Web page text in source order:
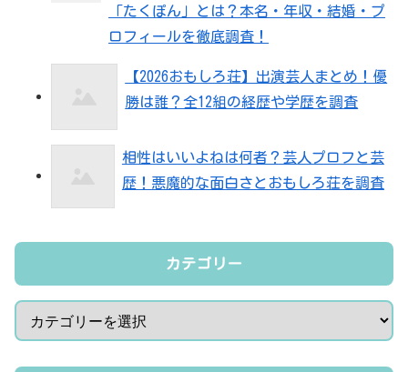
「たくぽん」とは？本名・年収・結婚・プ
ロフィールを徹底調査！
【2026おもしろ荘】出演芸人まとめ！優
勝は誰？全12組の経歴や学歴を調査
相性はいいよねは何者？芸人プロフと芸
歴！悪魔的な面白さとおもしろ荘を調査
カテゴリー